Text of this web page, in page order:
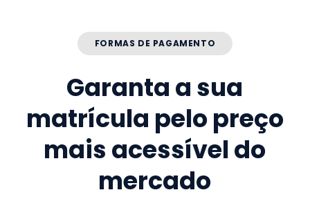
FORMAS DE PAGAMENTO
Garanta a sua
matrícula pelo preço
mais acessível do
mercado